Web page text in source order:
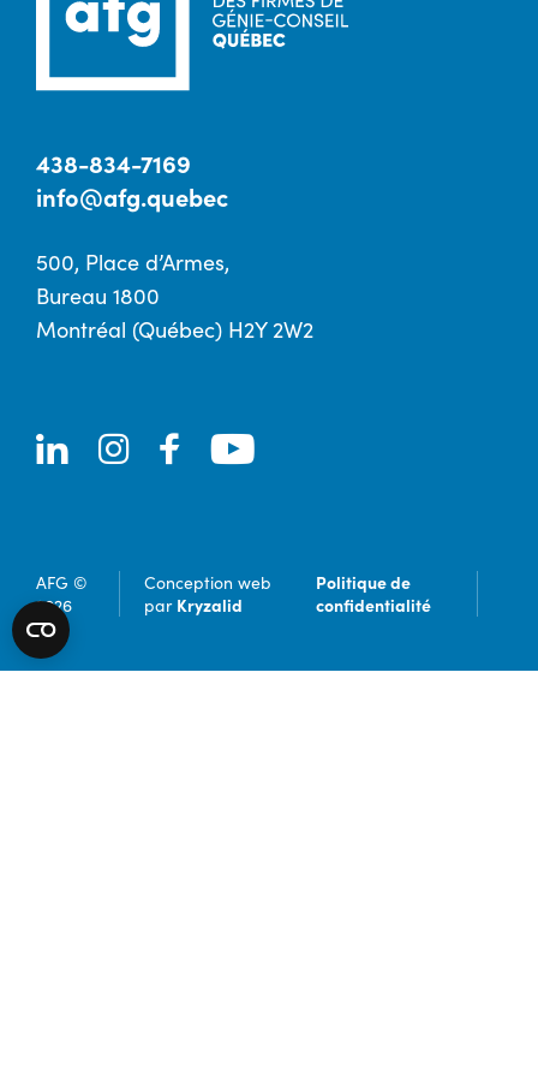
438-834-7169
info@afg.quebec
500, Place d’Armes,
Bureau 1800
Montréal (Québec) H2Y 2W2
AFG ©
2026
Conception web
par Kryzalid
Politique de
confidentialité